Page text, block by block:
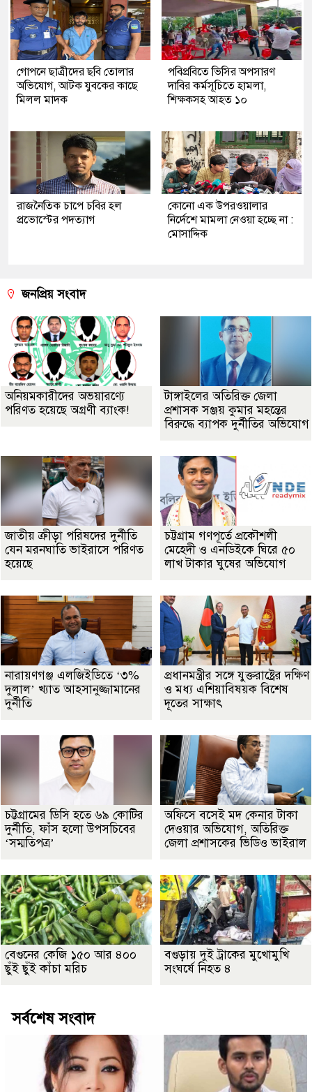
গোপনে ছাত্রীদের ছবি তোলার
অভিযোগ, আটক যুবকের কাছে
মিলল মাদক
পবিপ্রবিতে ভিসির অপসারণ
দাবির কর্মসূচিতে হামলা,
শিক্ষকসহ আহত ১০
রাজনৈতিক চাপে চবির হল
প্রভোস্টের পদত্যাগ
কোনো এক উপরওয়ালার
নির্দেশে মামলা নেওয়া হচ্ছে না :
মোসাদ্দিক
জনপ্রিয় সংবাদ
অনিয়মকারীদের অভয়ারণ্যে
পরিণত হয়েছে অগ্রণী ব্যাংক!
টাঙ্গাইলের অতিরিক্ত জেলা
প্রশাসক সঞ্জয় কুমার মহন্তের
বিরুদ্ধে ব্যাপক দুর্নীতির অভিযোগ
জাতীয় ক্রীড়া পরিষদের দুর্নীতি
যেন মরনঘাতি ভাইরাসে পরিণত
হয়েছে
চট্টগ্রাম গণপূর্তে প্রকৌশলী
মেহেদী ও এনডিইকে ঘিরে ৫০
লাখ টাকার ঘুষের অভিযোগ
নারায়ণগঞ্জ এলজিইডিতে ‘৩%
দুলাল’ খ্যাত আহসানুজ্জামানের
দুর্নীতি
প্রধানমন্ত্রীর সঙ্গে যুক্তরাষ্ট্রের দক্ষিণ
ও মধ্য এশিয়াবিষয়ক বিশেষ
দূতের সাক্ষাৎ
চট্টগ্রামের ডিসি হতে ৬৯ কোটির
দুর্নীতি, ফাঁস হলো উপসচিবের
‘সম্মতিপত্র’
অফিসে বসেই মদ কেনার টাকা
দেওয়ার অভিযোগ, অতিরিক্ত
জেলা প্রশাসকের ভিডিও ভাইরাল
বেগুনের কেজি ১৫০ আর ৪০০
ছুঁই ছুঁই কাঁচা মরিচ
বগুড়ায় দুই ট্রাকের মুখোমুখি
সংঘর্ষে নিহত ৪
সর্বশেষ সংবাদ